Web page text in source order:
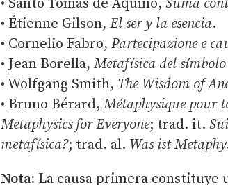
• Étienne Gilson, El ser y la esencia.
• Cornelio Fabro, Partecipazione e
• Jean Borella, Metafísica del símbolo
• Wolfgang Smith, The Wisdom of
• Bruno Bérard, Métaphysique pour
Metaphysics for Everyone; trad. it.
metafísica?; trad. al. Was ist
Nota: La causa primera constituye